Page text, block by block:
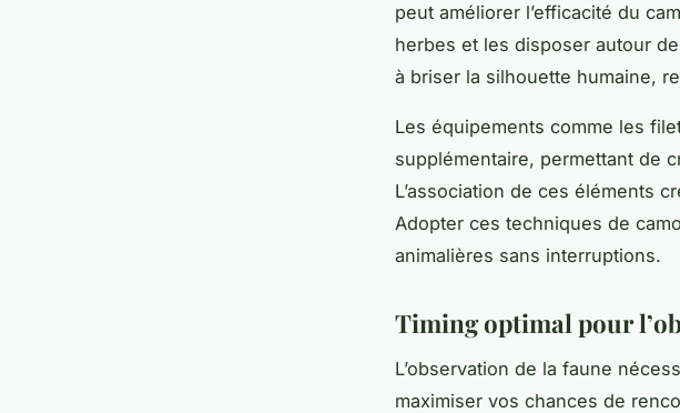
peut améliorer l’efficacité du
herbes et les disposer autour
à briser la silhouette humaine,
Les équipements comme les
supplémentaire, permettant de
L’association de ces éléments
Adopter ces techniques de
animalières sans interruptions.
Timing optimal pour
L’observation de la faune
maximiser vos chances de